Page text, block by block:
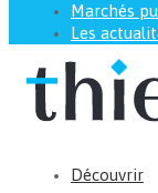
Marchés
Les
Découvrir